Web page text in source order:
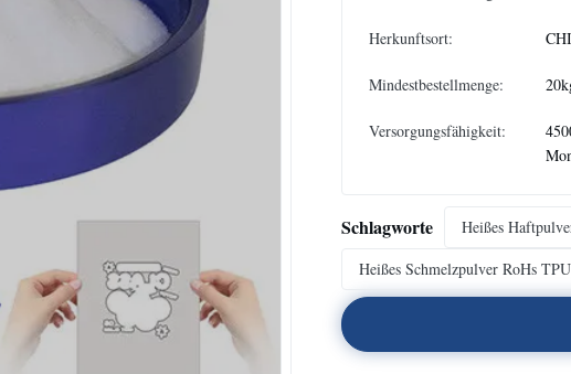
Herkunftsort:
Mindestbestellmenge:
Versorgungsfähigkeit:
Schlagworte Heißes
Heißes Schmelzpulver RoHs TPU